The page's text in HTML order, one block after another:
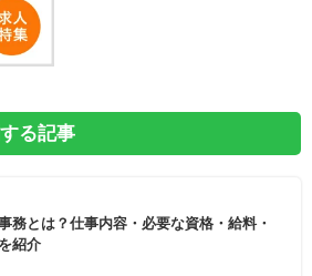
る記事
務とは？仕事内容・必要な資格・給料・
紹介